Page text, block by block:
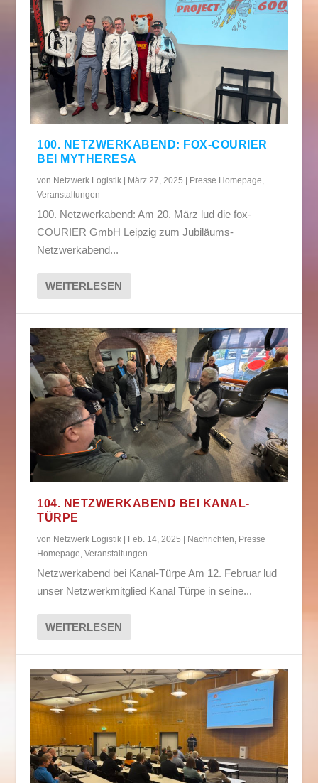
100. NETZWERKABEND: FOX-COURIER
BEI MYTHERESA
von Netzwerk Logistik | März 27, 2025 | Presse Homepage
Veranstaltungen
100. Netzwerkabend: Am 20. März lud die fox-
COURIER GmbH Leipzig zum Jubiläums-
Netzwerkabend...
WEITERLESEN
104. NETZWERKABEND BEI KANAL-
TÜRPE
von Netzwerk Logistik Feb. 14, 2025 Nachrichten, Presse
Homepage,Veranstaltungen
Netzwerkabend bei Kanal-Türpe Am 12. Februar lud
unser Netzwerkmitglied Kanal Türpe in seine...
WEITERLESEN